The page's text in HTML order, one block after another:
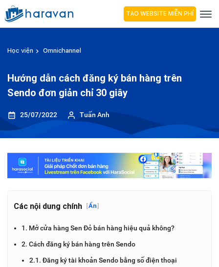
TẠO WEBSITE MIỄN PHÍ
Học viện Omnichannel
Hướng dẫn cách đăng ký bán hàng trên
Sendo đơn giản chỉ 30 giây
25/07/2022 Tuấn Anh
Các nội dung chính [Ẩn]
1. Mở cửa hàng Sen Đỏ bán hàng hiệu quả không?
2. Cách đăng ký bán hàng trên Sendo
2.1. Đăng ký tài khoản Sendo bằng số điện thoại